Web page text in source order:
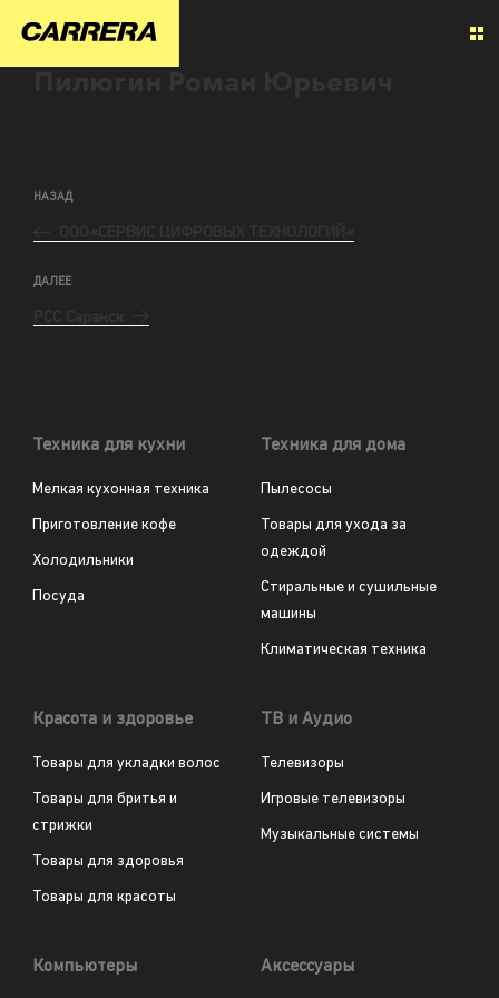
НАЗАД
ДАЛЕЕ
Техника для кухни
Мелкая кухонная техника
Приготовление кофе
Холодильники
Посуда
Техника для дома
Пылесосы
Товары для ухода за
одеждой
Стиральные и сушильные
машины
Климатическая техника
Красота и здоровье
Товары для укладки волос
Товары для бритья и
стрижки
Товары для здоровья
Товары для красоты
ТВ и Аудио
Телевизоры
Игровые телевизоры
Музыкальные системы
Компьютеры Аксессуары